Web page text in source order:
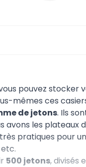
pouvez stocker
mêmes ces
de jetons. Ils
avons les plateaux
pratiques pour
500 jetons, divisés